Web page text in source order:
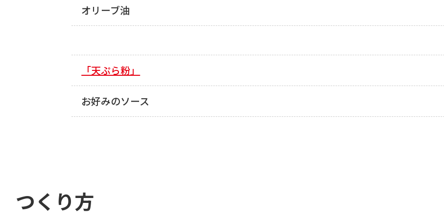
オリーブ油
「天ぷら粉」
お好みのソース
つくり方